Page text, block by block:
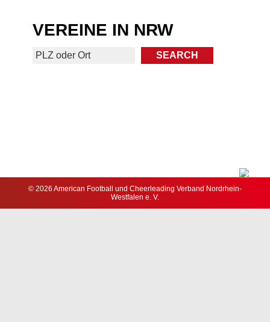
VEREINE IN NRW
© 2026 American Football und Cheerleading Verband Nordrhein-
Westfalen e. V.